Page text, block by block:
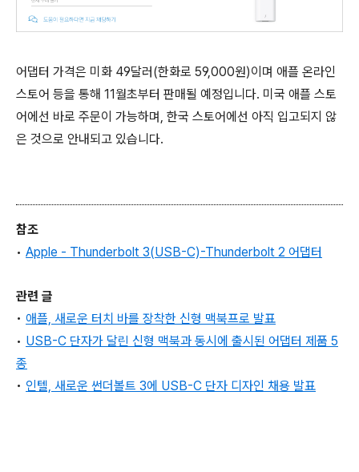
어댑터 가격은 미화 49달러(한화로 59,000원)이며 애플 온라인
스토어 등을 통해 11월초부터 판매될 예정입니다. 미국 애플 스토
어에선 바로 주문이 가능하며, 한국 스토어에선 아직 입고되지 않
은 것으로 안내되고 있습니다.
참조
• Apple - Thunderbolt 3(USB-C)-Thunderbolt 2 어댑터
관련 글
• 애플, 새로운 터치 바를 장착한 신형 맥북프로 발표
• USB-C 단자가 달린 신형 맥북과 동시에 출시된 어댑터 제품 5
종
• 인텔, 새로운 썬더볼트 3에 USB-C 단자 디자인 채용 발표